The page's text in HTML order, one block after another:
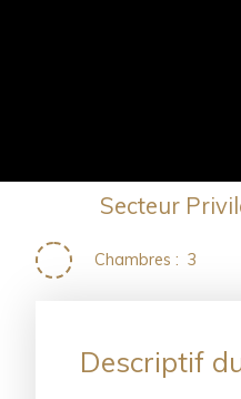
Secteur
Chambres : 3
Descriptif